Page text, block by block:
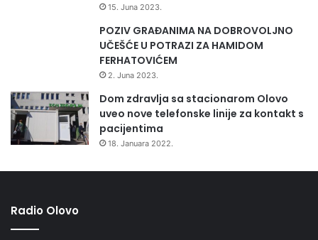
15. Juna 2023.
POZIV GRAĐANIMA NA DOBROVOLJNO
UČEŠĆE U POTRAZI ZA HAMIDOM
FERHATOVIĆEM
2. Juna 2023.
Dom zdravlja sa stacionarom Olovo
uveo nove telefonske linije za kontakt s
pacijentima
18. Januara 2022.
Radio Olovo